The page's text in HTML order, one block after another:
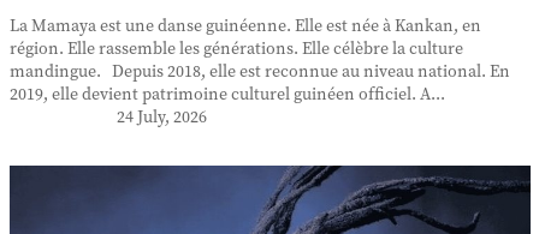
La Mamaya est une danse guinéenne. Elle est née à Kankan, en
région. Elle rassemble les générations. Elle célèbre la culture
mandingue. Depuis 2018, elle est reconnue au niveau national. En
2019, elle devient patrimoine culturel guinéen officiel. A...
24 July, 2026